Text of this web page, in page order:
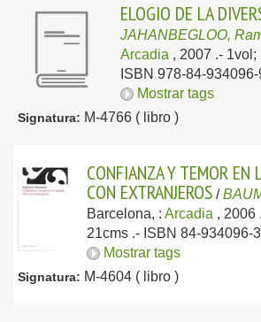
ELOGIO DE LA
JAHANBEGLOO,
Arcadia , 2007 .- 1vol;
ISBN 978-84-
Mostrar tags
Signatura: M-4766 ( libro )
CONFIANZA Y TEMOR EN
CON EXTRANJEROS /
Barcelona, : Arcadia , 2006
21cms .- ISBN 84-934096-
Mostrar tags
Signatura: M-4604 ( libro )